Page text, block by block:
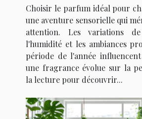
Choisir le parfum idéal pour
une aventure sensorielle qui
attention. Les variations
l'humidité et les ambiances
période de l'année
une fragrance évolue sur la
la lecture pour découvrir...